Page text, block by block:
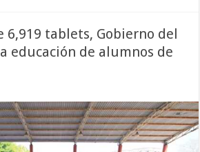
6,919 tablets, Gobierno del
educación de alumnos de